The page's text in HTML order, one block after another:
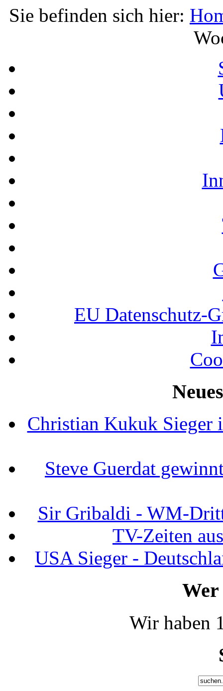
Sie befinden sich hier:
EU Datenschutz-
Christian Kukuk
Steve Guerdat
Sir Gribaldi - WM-
TV-Zeiten
USA Sieger -
Wir haben